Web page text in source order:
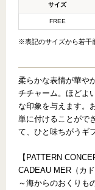
サイズ
FREE
※表記のサイズから若干
柔らかな表情が華や
チチャーム。ほどよ
な印象を与えます。
単に付けることがで
て、ひと味ちがうギ
【PATTERN
CADEAU MER（カド
～海からのおくりも